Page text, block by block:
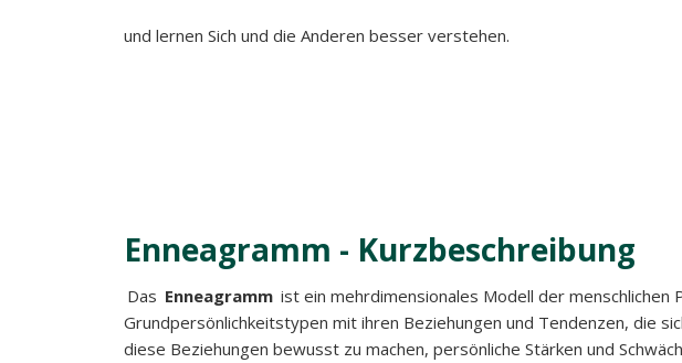
und lernen Sich und die Anderen besser verstehen.
Enneagramm - Kurzbeschreibung
Das Enneagramm ist ein mehrdimensionales Modell der menschlichen
Grundpersönlichkeits­typen mit ihren Beziehungen und Tendenzen, die
diese Beziehungen bewusst zu machen, persönliche Stärken und